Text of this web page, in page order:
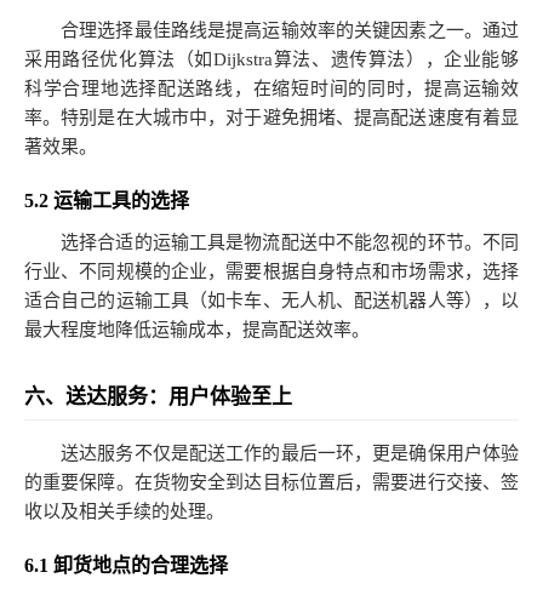
合理选择最佳路线是提高运输效率的关键因素之一。通过
采用路径优化算法（如Dijkstra算法、遗传算法），企业能够
科学合理地选择配送路线，在缩短时间的同时，提高运输效
率。特别是在大城市中，对于避免拥堵、提高配送速度有着显
著效果。
5.2 运输工具的选择
选择合适的运输工具是物流配送中不能忽视的环节。不同
行业、不同规模的企业，需要根据自身特点和市场需求，选择
适合自己的运输工具（如卡车、无人机、配送机器人等），以
最大程度地降低运输成本，提高配送效率。
六、送达服务：用户体验至上
送达服务不仅是配送工作的最后一环，更是确保用户体验
的重要保障。在货物安全到达目标位置后，需要进行交接、签
收以及相关手续的处理。
6.1 卸货地点的合理选择